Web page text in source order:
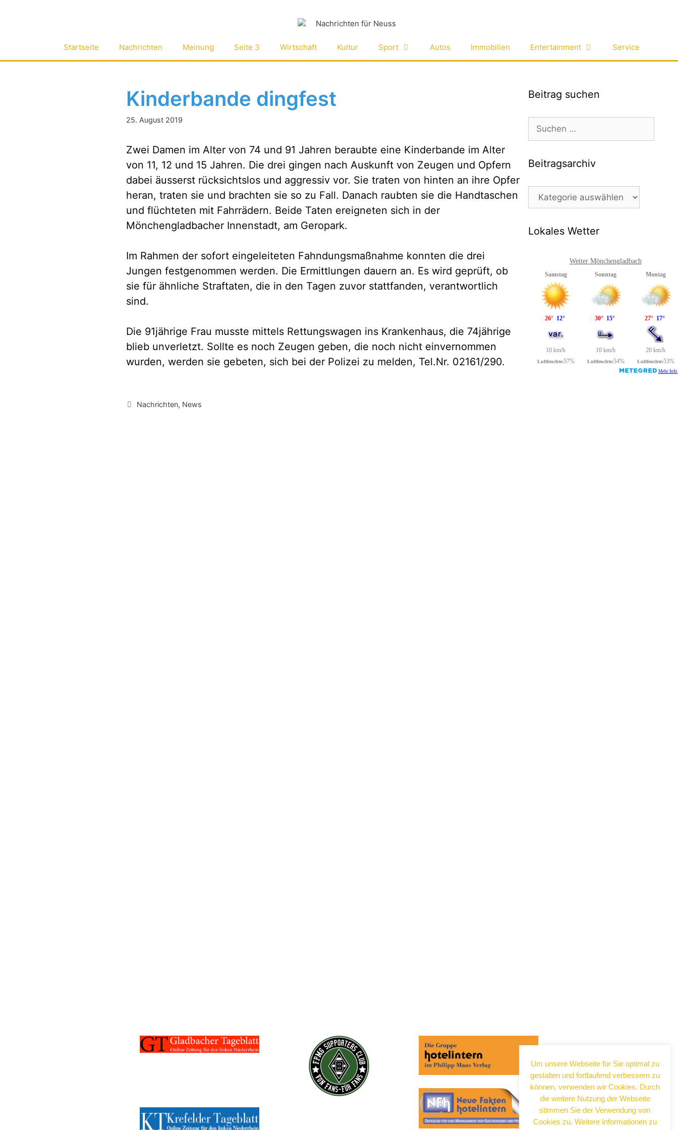
Startseite Nachrichten Meinung Seite 3 Wirtschaft Kultur Sport Autos Immobilien Entertainment Service
Kinderbande dingfest
25. August 2019
Zwei Damen im Alter von 74 und 91 Jahren beraubte eine Kinderbande im Alter
von 11, 12 und 15 Jahren. Die drei gingen nach Auskunft von Zeugen und Opfern
dabei äusserst rücksichtslos und aggressiv vor. Sie traten von hinten an ihre Opfer
heran, traten sie und brachten sie so zu Fall. Danach raubten sie die Handtaschen
und flüchteten mit Fahrrädern. Beide Taten ereigneten sich in der
Mönchengladbacher Innenstadt, am Geropark.
Im Rahmen der sofort eingeleiteten Fahndungsmaßnahme konnten die drei
Jungen festgenommen werden. Die Ermittlungen dauern an. Es wird geprüft, ob
sie für ähnliche Straftaten, die in den Tagen zuvor stattfanden, verantwortlich
sind.
Die 91jährige Frau musste mittels Rettungswagen ins Krankenhaus, die 74jährige
blieb unverletzt. Sollte es noch Zeugen geben, die noch nicht einvernommen
wurden, werden sie gebeten, sich bei der Polizei zu melden, Tel.Nr. 02161/290.
Kategorien
Nachrichten, News
Beitrag suchen
nach:
Beitragsarchiv
Beitragsarchiv
Lokales Wetter
Wetter Mönchengladbach
Um unsere Webseite für Sie optimal zu
gestalten und fortlaufend verbessern zu
können, verwenden wir Cookies. Durch
die weitere Nutzung der Webseite
stimmen Sie der Verwendung von
Cookies zu. Weitere Informationen zu